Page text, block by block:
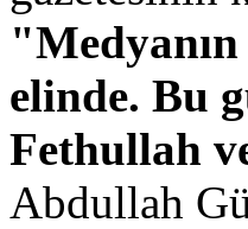
elinde. Bu
Fethullah
Abdullah